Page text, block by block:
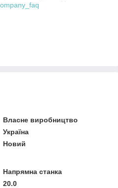
Власне виробництво
Україна
Новий
Напрямна станка
20.0